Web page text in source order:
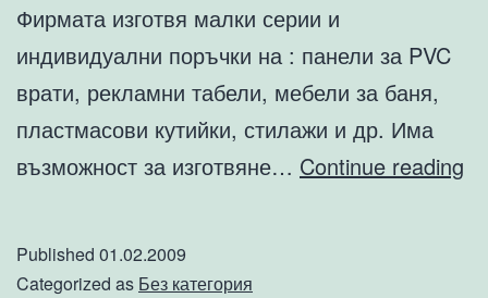
Фирмата изготвя малки серии и
индивидуални поръчки на : панели за PVC
врати, рекламни табели, мебели за баня,
пластмасови кутийки, стилажи и др. Има
възможност за изготвяне… Continue reading
Published 01.02.2009
Categorized as Без категория